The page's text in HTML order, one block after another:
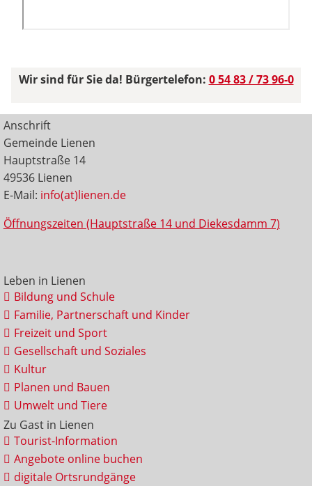
Wir sind für Sie da! Bürgertelefon: 0 54 83 / 73 96-0
Anschrift
Gemeinde Lienen
Hauptstraße 14
49536 Lienen
E-Mail: info(at)lienen.de
Öffnungszeiten (Hauptstraße 14 und Diekesdamm 7)
Leben in Lienen
Bildung und Schule
Familie, Partnerschaft und Kinder
Freizeit und Sport
Gesellschaft und Soziales
Kultur
Planen und Bauen
Umwelt und Tiere
Zu Gast in Lienen
Tourist-Information
Angebote online buchen
digitale Ortsrundgänge